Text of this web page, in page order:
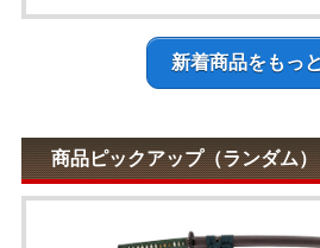
新着商品をもっ
商品ピックアップ（ランダム）